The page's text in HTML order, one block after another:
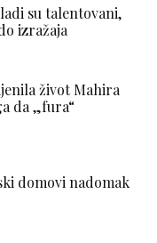
su talentovani,
izražaja
život Mahira
da „fura“
domovi nadomak